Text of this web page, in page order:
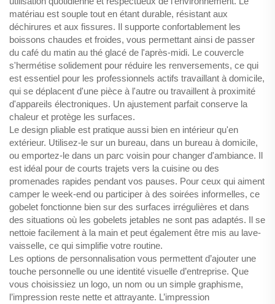
matériau est souple tout en étant durable, résistant aux
déchirures et aux fissures. Il supporte confortablement les
boissons chaudes et froides, vous permettant ainsi de passer
du café du matin au thé glacé de l'après-midi. Le couvercle
s'hermétise solidement pour réduire les renversements, ce qui
est essentiel pour les professionnels actifs travaillant à domicile,
qui se déplacent d'une pièce à l'autre ou travaillent à proximité
d'appareils électroniques. Un ajustement parfait conserve la
chaleur et protège les surfaces.
Le design pliable est pratique aussi bien en intérieur qu'en
extérieur. Utilisez-le sur un bureau, dans un bureau à domicile,
ou emportez-le dans un parc voisin pour changer d'ambiance. Il
est idéal pour de courts trajets vers la cuisine ou des
promenades rapides pendant vos pauses. Pour ceux qui aiment
camper le week-end ou participer à des soirées informelles, ce
gobelet fonctionne bien sur des surfaces irrégulières et dans
des situations où les gobelets jetables ne sont pas adaptés. Il se
nettoie facilement à la main et peut également être mis au lave-
vaisselle, ce qui simplifie votre routine.
Les options de personnalisation vous permettent d’ajouter une
touche personnelle ou une identité visuelle d’entreprise. Que
vous choisissiez un logo, un nom ou un simple graphisme,
l’impression reste nette et attrayante. L’impression